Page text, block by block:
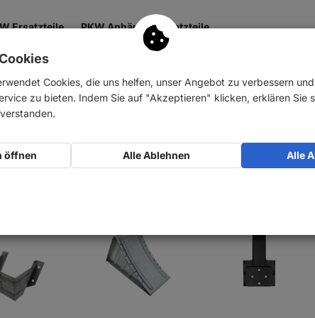
Ersatzteile PKW Anhänger Ersatzteile
Cookies, die uns helfen, unser Angebot zu verbessern
zu bieten. Indem Sie auf "Akzeptieren" klicken, erklären Sie
öffnen Alle Ablehnen Alle